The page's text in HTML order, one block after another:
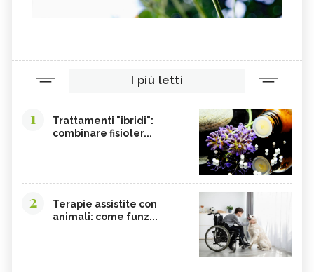
I più letti
1
Trattamenti "ibridi":
combinare fisioter...
2
Terapie assistite con
animali: come funz...